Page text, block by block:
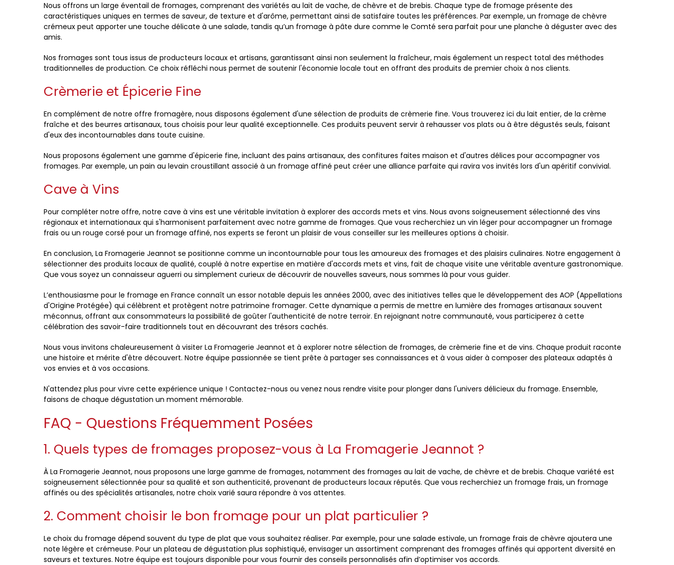
Nous offrons un large éventail de fromages, comprenant des variétés au lait de vache, de chèvre et de brebis. Chaque type de fromage présente des
caractéristiques uniques en termes de saveur, de texture et d'arôme, permettant ainsi de satisfaire toutes les préférences. Par exemple, un fromage de chèvre
crémeux peut apporter une touche délicate à une salade, tandis qu’un fromage à pâte dure comme le Comté sera parfait pour une planche à déguster avec des
amis.
Nos fromages sont tous issus de producteurs locaux et artisans, garantissant ainsi non seulement la fraîcheur, mais également un respect total des méthodes
traditionnelles de production. Ce choix réfléchi nous permet de soutenir l'économie locale tout en offrant des produits de premier choix à nos clients.
Crèmerie et Épicerie Fine
En complément de notre offre fromagère, nous disposons également d'une sélection de produits de crèmerie fine. Vous trouverez ici du lait entier, de la crème
fraîche et des beurres artisanaux, tous choisis pour leur qualité exceptionnelle. Ces produits peuvent servir à rehausser vos plats ou à être dégustés seuls, faisant
d'eux des incontournables dans toute cuisine.
Nous proposons également une gamme d'épicerie fine, incluant des pains artisanaux, des confitures faites maison et d'autres délices pour accompagner vos
fromages. Par exemple, un pain au levain croustillant associé à un fromage affiné peut créer une alliance parfaite qui ravira vos invités lors d'un apéritif convivial.
Cave à Vins
Pour compléter notre offre, notre cave à vins est une véritable invitation à explorer des accords mets et vins. Nous avons soigneusement sélectionné des vins
régionaux et internationaux qui s'harmonisent parfaitement avec notre gamme de fromages. Que vous recherchiez un vin léger pour accompagner un fromage
frais ou un rouge corsé pour un fromage affiné, nos experts se feront un plaisir de vous conseiller sur les meilleures options à choisir.
En conclusion, La Fromagerie Jeannot se positionne comme un incontournable pour tous les amoureux des fromages et des plaisirs culinaires. Notre engagement à
sélectionner des produits locaux de qualité, couplé à notre expertise en matière d'accords mets et vins, fait de chaque visite une véritable aventure gastronomique.
Que vous soyez un connaisseur aguerri ou simplement curieux de découvrir de nouvelles saveurs, nous sommes là pour vous guider.
L’enthousiasme pour le fromage en France connaît un essor notable depuis les années 2000, avec des initiatives telles que le développement des AOP (Appellations
d'Origine Protégée) qui célèbrent et protègent notre patrimoine fromager. Cette dynamique a permis de mettre en lumière des fromages artisanaux souvent
méconnus, offrant aux consommateurs la possibilité de goûter l'authenticité de notre terroir. En rejoignant notre communauté, vous participerez à cette
célébration des savoir-faire traditionnels tout en découvrant des trésors cachés.
Nous vous invitons chaleureusement à visiter La Fromagerie Jeannot et à explorer notre sélection de fromages, de crèmerie fine et de vins. Chaque produit raconte
une histoire et mérite d'être découvert. Notre équipe passionnée se tient prête à partager ses connaissances et à vous aider à composer des plateaux adaptés à
vos envies et à vos occasions.
N'attendez plus pour vivre cette expérience unique ! Contactez-nous ou venez nous rendre visite pour plonger dans l'univers délicieux du fromage. Ensemble,
faisons de chaque dégustation un moment mémorable.
FAQ - Questions Fréquemment Posées
1. Quels types de fromages proposez-vous à La Fromagerie Jeannot ?
À La Fromagerie Jeannot, nous proposons une large gamme de fromages, notamment des fromages au lait de vache, de chèvre et de brebis. Chaque variété est
soigneusement sélectionnée pour sa qualité et son authenticité, provenant de producteurs locaux réputés. Que vous recherchiez un fromage frais, un fromage
affinés ou des spécialités artisanales, notre choix varié saura répondre à vos attentes.
2. Comment choisir le bon fromage pour un plat particulier ?
Le choix du fromage dépend souvent du type de plat que vous souhaitez réaliser. Par exemple, pour une salade estivale, un fromage frais de chèvre ajoutera une
note légère et crémeuse. Pour un plateau de dégustation plus sophistiqué, envisager un assortiment comprenant des fromages affinés qui apportent diversité en
saveurs et textures. Notre équipe est toujours disponible pour vous fournir des conseils personnalisés afin d’optimiser vos accords.